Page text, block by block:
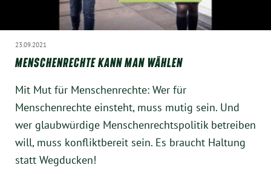
23.09.2021
MENSCHENRECHTE KANN MAN WÄHLEN
Mit Mut für Menschenrechte: Wer für
Menschenrechte einsteht, muss mutig sein. Und
wer glaubwürdige Menschenrechtspolitik betreiben
will, muss konfliktbereit sein. Es braucht Haltung
statt Wegducken!